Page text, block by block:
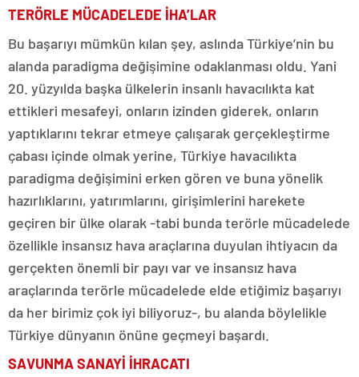
TERÖRLE MÜCADELEDE İHA’LAR
Bu başarıyı mümkün kılan şey, aslında Türkiye’nin bu
alanda paradigma değişimine odaklanması oldu. Yani
20. yüzyılda başka ülkelerin insanlı havacılıkta kat
ettikleri mesafeyi, onların izinden giderek, onların
yaptıklarını tekrar etmeye çalışarak gerçekleştirme
çabası içinde olmak yerine, Türkiye havacılıkta
paradigma değişimini erken gören ve buna yönelik
hazırlıklarını, yatırımlarını, girişimlerini harekete
geçiren bir ülke olarak -tabi bunda terörle mücadelede
özellikle insansız hava araçlarına duyulan ihtiyacın da
gerçekten önemli bir payı var ve insansız hava
araçlarında terörle mücadelede elde etiğimiz başarıyı
da her birimiz çok iyi biliyoruz-, bu alanda böylelikle
Türkiye dünyanın önüne geçmeyi başardı.
SAVUNMA SANAYİ İHRACATI